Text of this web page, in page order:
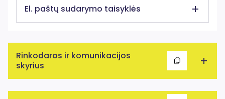
El. paštų sudarymo taisyklės
Rinkodaros ir komunikacijos
skyrius